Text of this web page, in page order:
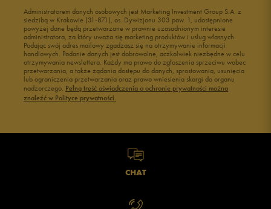
Administratorem danych osobowych jest Marketing Investment Group S.A. z
siedzibą w Krakowie (31-871), os. Dywizjonu 303 paw. 1, udostępnione
powyżej dane będą przetwarzane w prawnie uzasadnionym interesie
administratora, za który uważa się marketing produktów i usług własnych.
Podając swój adres mailowy zgadzasz się na otrzymywanie informacji
handlowych. Podanie danych jest dobrowolne, aczkolwiek niezbędne w celu
otrzymywania newslettera. Każdy ma prawo do zgłoszenia sprzeciwu wobec
przetwarzania, a także żądania dostępu do danych, sprostowania, usunięcia
lub ograniczenia przetwarzania oraz prawo wniesienia skargi do organu
nadzorczego. Pełną treść oświadczenia o ochronie prywatności można
znaleźć w Polityce prywatności.
CHAT